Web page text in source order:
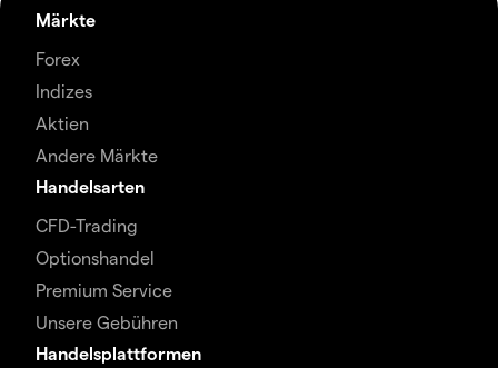
Märkte
Forex
Indizes
Aktien
Andere Märkte
Handelsarten
CFD-Trading
Optionshandel
Premium Service
Unsere Gebühren
Handelsplattformen